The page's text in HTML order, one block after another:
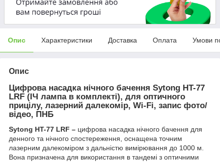
Опис Характеристики Доставка Оплата Умови
Опис
Цифрова насадка нічного бачення Sytong HT-77
LRF (ІЧ лампа в комплекті), для оптичного
прицілу, лазерний далекомір, Wi-Fi, запис фото/
відео, ПНБ
Sytong HT-77 LRF – цифрова насадка нічного бачення для
денного та нічного спостереження, оснащена точним
лазерним далекоміром з дальністю вимірювання до 1000 м.
Вона призначена для використання в тандемі з оптичними